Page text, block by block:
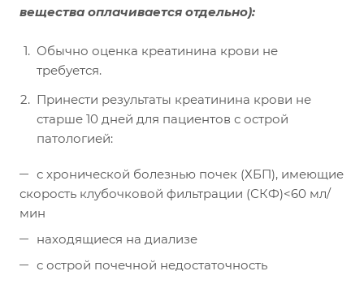
вещества оплачивается отдельно):
Обычно оценка креатинина крови не
требуется.
Принести результаты креатинина крови не
старше 10 дней для пациентов с острой
патологией:
с хронической болезнью почек (ХБП), имеющие
скорость клубочковой фильтрации (СКФ)<60 мл/
мин
находящиеся на диализе
с острой почечной недостаточность